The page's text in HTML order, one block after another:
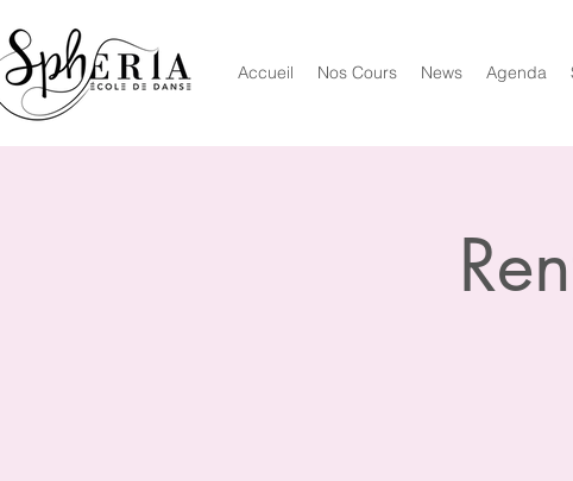
Accueil Nos Cours News Agenda